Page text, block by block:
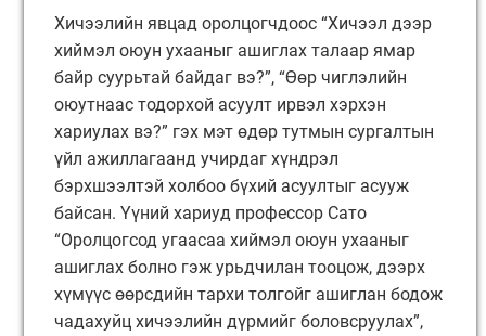
Хичээлийн явцад оролцогчдоос “Хичээл дээр
хиймэл оюун ухааныг ашиглах талаар ямар
байр суурьтай байдаг вэ?”, “Өөр чиглэлийн
оюутнаас тодорхой асуулт ирвэл хэрхэн
хариулах вэ?” гэх мэт өдөр тутмын сургалтын
үйл ажиллагаанд учирдаг хүндрэл
бэрхшээлтэй холбоо бүхий асуултыг асууж
байсан. Үүний хариуд профессор Сато
“Оролцогсод угаасаа хиймэл оюун ухааныг
ашиглах болно гэж урьдчилан тооцож, дээрх
хүмүүс өөрсдийн тархи толгойг ашиглан бодож
чадахуйц хичээлийн дүрмийг боловсруулах”,